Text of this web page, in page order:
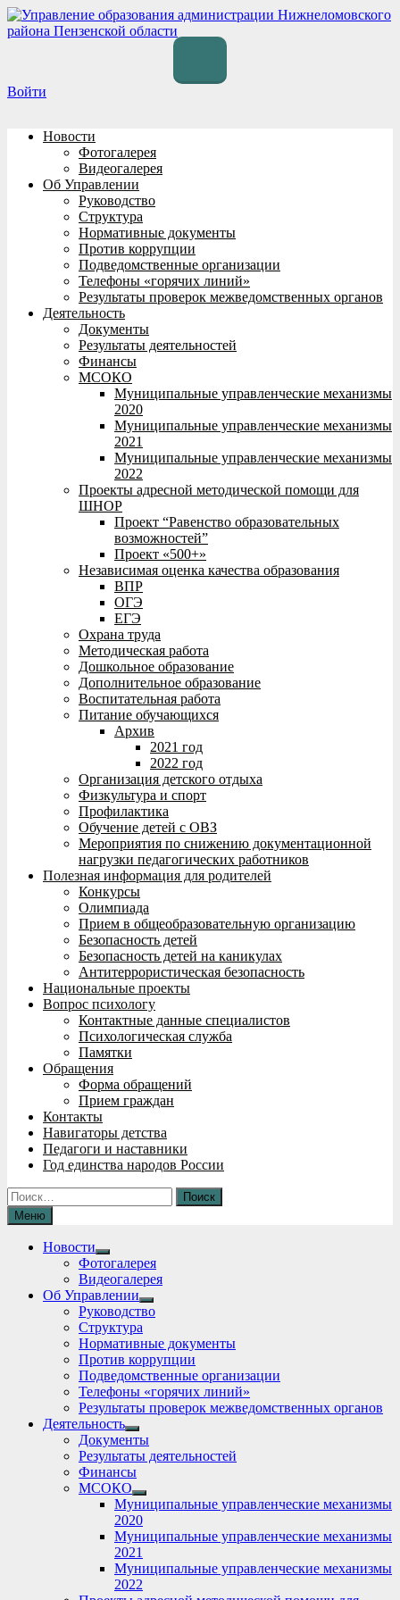
Перейти
к
Войти
Новости
Фотогалерея
Видеогалерея
Об Управлении
Руководство
Структура
Нормативные документы
Против коррупции
Подведомственные организации
Телефоны «горячих линий»
Результаты проверок межведомственных органов
Деятельность
Документы
Результаты деятельностей
Финансы
МСОКО
Муниципальные управленческие механизмы
2020
Муниципальные управленческие механизмы
2021
Муниципальные управленческие механизмы
2022
Проекты адресной методической помощи для
ШНОР
Проект “Равенство образовательных
возможностей”
Проект «500+»
Независимая оценка качества образования
ВПР
ОГЭ
ЕГЭ
Охрана труда
Методическая работа
Дошкольное образование
Дополнительное образование
Воспитательная работа
Питание обучающихся
Архив
2021 год
2022 год
Организация детского отдыха
Физкультура и спорт
Профилактика
Обучение детей с ОВЗ
Мероприятия по снижению документационной
нагрузки педагогических работников
Полезная информация для родителей
Конкурсы
Олимпиада
Прием в общеобразовательную организацию
Безопасность детей
Безопасность детей на каникулах
Антитеррористическая безопасность
Национальные проекты
Вопрос психологу
Контактные данные специалистов
Психологическая служба
Памятки
Обращения
Форма обращений
Прием граждан
Контакты
Навигаторы детства
Педагоги и наставники
Год единства народов России
Найти:
Меню
Новости
Show
sub
menu
Фотогалерея
Видеогалерея
Об Управлении
Show
sub
Руководство
Структура
Нормативные документы
Против коррупции
Подведомственные организации
Телефоны «горячих линий»
Результаты проверок межведомственных органов
Деятельность
Show
sub
menu
Документы
Результаты деятельностей
Финансы
МСОКО
Show
sub
menu
Муниципальные управленческие механизмы
2020
Муниципальные управленческие механизмы
2021
Муниципальные управленческие механизмы
2022